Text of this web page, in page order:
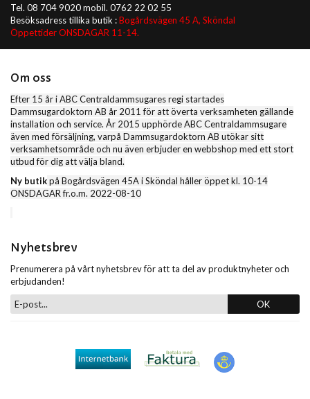
Tel. 08 704 9020 mobil. 0762 22 02 55
Besöksadress tillika butik :Bogårdsvägen 45 A, Sköndal
Öppettider ONSDAGAR 11-14.
Om oss
Efter 15 år i ABC Centraldammsugares regi startades
Dammsugardoktorn AB år 2011 för att överta verksamheten gällande
installation och service. År 2015 upphörde ABC Centraldammsugare
även med försäljning, varpå Dammsugardoktorn AB utökar sitt
verksamhetsområde och nu även erbjuder en webbshop med ett stort
utbud för dig att välja bland.
Ny butikpå Bogårdsvägen 45A i Sköndal håller öppet kl. 10-14
ONSDAGAR fr.o.m. 2022-08-10
Nyhetsbrev
Prenumerera på vårt nyhetsbrev för att ta del av produktnyheter och
erbjudanden!
OK